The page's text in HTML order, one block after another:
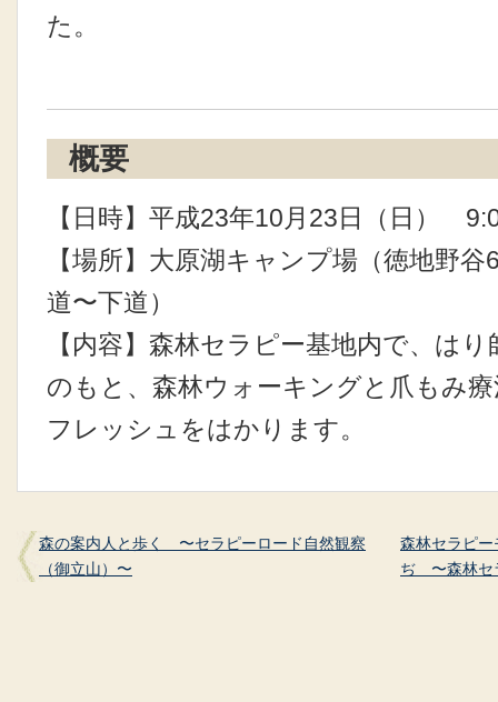
た。
概要
【日時】平成23年10月23日（日）
【場所】大原湖キャンプ場（徳地野
道〜下道）
【内容】森林セラピー基地内で、は
のもと、森林ウォーキングと爪もみ
フレッシュをはかります。
森の案内人と歩く 〜セラピーロード自然観察
（御立山）〜
森林セラピ
ぢ 〜森林セ